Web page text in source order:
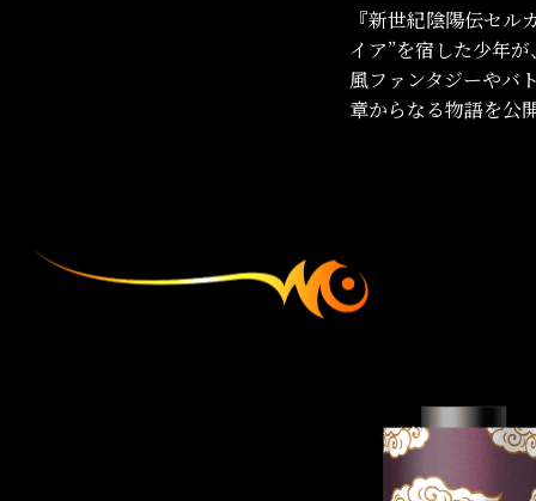
『新世紀陰陽伝セ
イア”を宿した少年
風ファンタジーやバ
章からなる物語を公